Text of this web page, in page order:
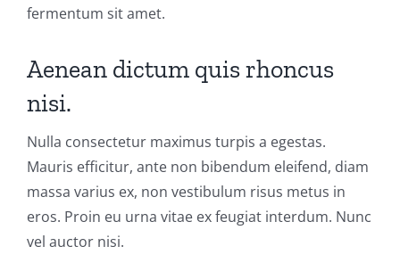
fermentum sit amet.
Aenean dictum quis rhoncus
nisi.
Nulla consectetur maximus turpis a egestas.
Mauris efficitur, ante non bibendum eleifend, diam
massa varius ex, non vestibulum risus metus in
eros. Proin eu urna vitae ex feugiat interdum. Nunc
vel auctor nisi.